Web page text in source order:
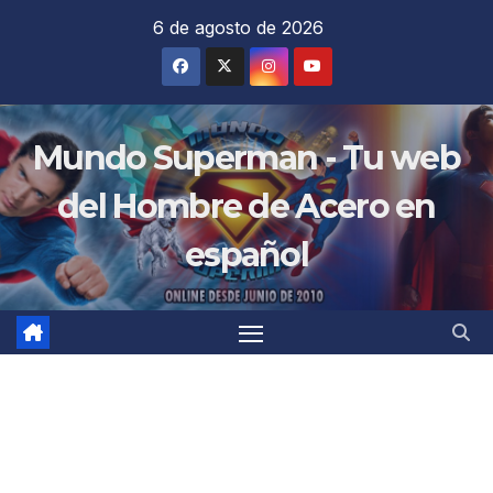
6 de agosto de 2026
Mundo Superman - Tu web
del Hombre de Acero en
español